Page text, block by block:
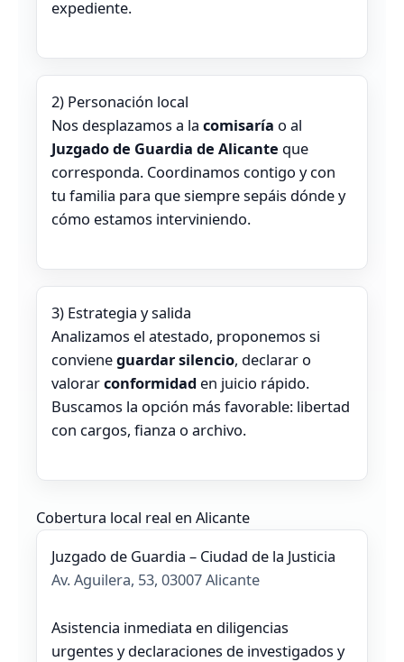
expediente.
2) Personación local
Nos desplazamos a la comisaría o al
Juzgado de Guardia de Alicante que
corresponda. Coordinamos contigo y con
tu familia para que siempre sepáis dónde y
cómo estamos interviniendo.
3) Estrategia y salida
Analizamos el atestado, proponemos si
convieneguardar silencio, declarar o
valorarconformidad en juicio rápido.
Buscamos la opción más favorable: libertad
con cargos, fianza o archivo.
Cobertura local real en Alicante
Juzgado de Guardia – Ciudad de la Justicia
Av. Aguilera, 53, 03007 Alicante
Asistencia inmediata en diligencias
urgentes y declaraciones de investigados y